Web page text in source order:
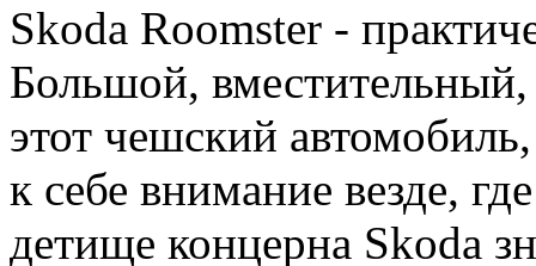
Skoda Roomster -
Большой,
этот чешский
к себе внимание везде,
детище концерна Skoda